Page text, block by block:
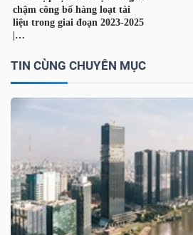
TIN CÙNG CHUYÊN MỤC